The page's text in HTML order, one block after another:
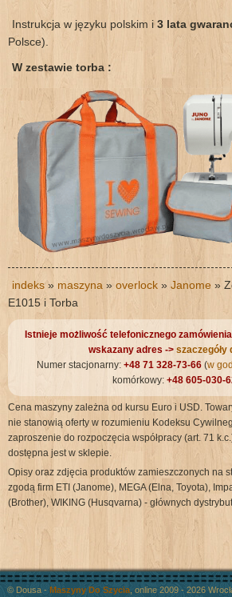
Instrukcja w języku polskim i 3 lata
Polsce).
W zestawie torba :
indeks» maszyna » overlock » Janome »
E1015 i Torba
Istnieje możliwość telefonicznego
wskazany adres -> szaczegóły
Numer stacjonarny: +48 71 328-73-66 (w
komórkowy: +48 605-030-
Cena maszyny zależna od kursu Euro i USD.
nie stanowią oferty w rozumieniu Kodeksu
zaproszenie do rozpoczęcia współpracy (art. 71
dostępna jest w sklepie.
Opisy oraz zdjęcia produktów zamieszczonych na
zgodą firm ETI (Janome), MEGA (Elna, Toyota),
(Brother), WIKING (Husqvarna) - głównych
© Dousa -Maszyny Do Szycia, online 2009 - 2026